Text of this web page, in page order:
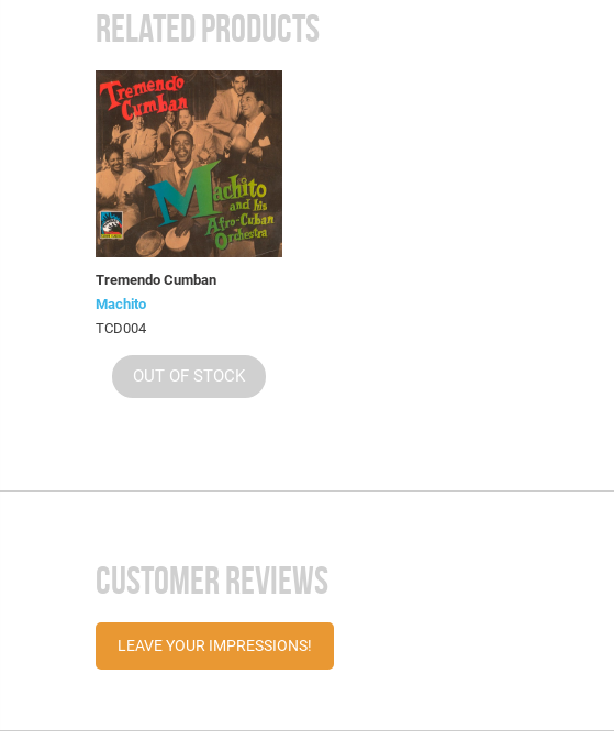
RELATED PRODUCTS
Tremendo Cumban
Machito
TCD004
OUT OF STOCK
CUSTOMER REVIEWS
LEAVE YOUR IMPRESSIONS!